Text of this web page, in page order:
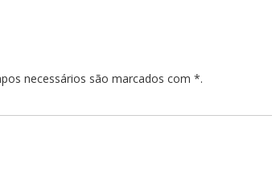
necessários são marcados com *.